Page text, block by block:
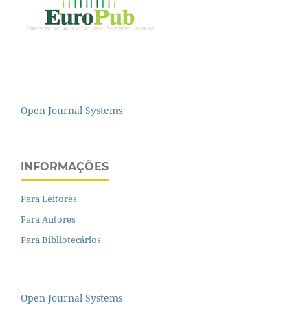
Open Journal Systems
INFORMAÇÕES
Para Leitores
Para Autores
Para Bibliotecários
Open Journal Systems